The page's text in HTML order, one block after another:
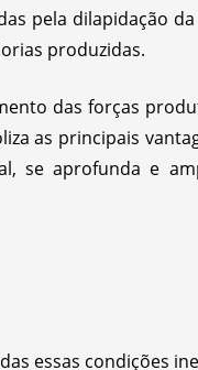
pela dilapidação
produzidas.
das forças
as principais
se aprofunda e
essas condições